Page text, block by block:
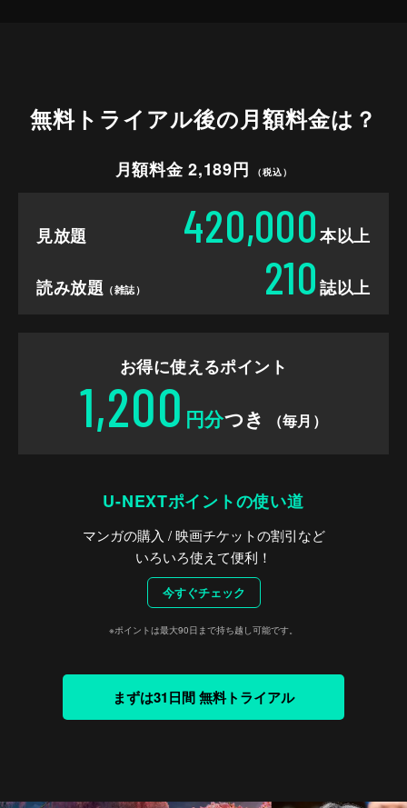
無料トライアル後の月額料金は？
月額料金 2,189円 （税込）
見放題 420,000 本以上
読み放題 （雑誌） 210 誌以上
お得に使えるポイント
1,200 円分つき （毎月）
U-NEXTポイントの使い道
マンガの購入 / 映画チケットの割引など
いろいろ使えて便利！
今すぐチェック
※ポイントは最大90日まで持ち越し可能です。
まずは31日間 無料トライアル